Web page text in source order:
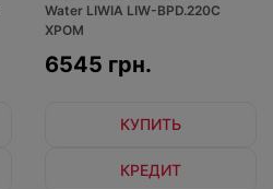
Water LIWIA LIW-BPD.220C
ХРОМ
6545 грн.
КУПИТЬ
КРЕДИТ